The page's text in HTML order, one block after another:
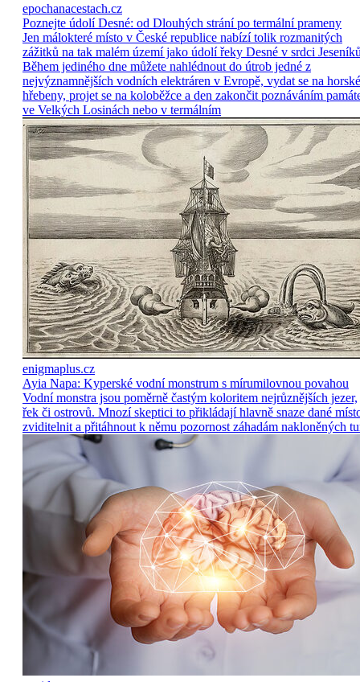
epochanacestach.cz
Poznejte údolí Desné: od Dlouhých strání po termální prameny
Jen málokteré místo v České republice nabízí tolik rozmanitých
zážitků na tak malém území jako údolí řeky Desné v srdci
Během jediného dne můžete nahlédnout do útrob jedné z
nejvýznamnějších vodních elektráren v Evropě, vydat se na horské
hřebeny, projet se na koloběžce a den zakončit poznáváním
ve Velkých Losinách nebo v termálním
enigmaplus.cz
Ayia Napa: Kyperské vodní monstrum s mírumilovnou povahou
Vodní monstra jsou poměrně častým koloritem nejrůznějších jezer,
řek či ostrovů. Mnozí skeptici to přikládají hlavně snaze dané
zviditelnit a přitáhnout k němu pozornost záhadám nakloněných